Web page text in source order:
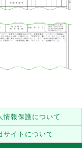
情報保護について
サイトについて